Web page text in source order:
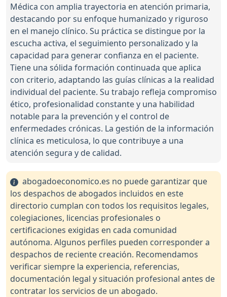
Médica con amplia trayectoria en atención primaria,
destacando por su enfoque humanizado y riguroso
en el manejo clínico. Su práctica se distingue por la
escucha activa, el seguimiento personalizado y la
capacidad para generar confianza en el paciente.
Tiene una sólida formación continuada que aplica
con criterio, adaptando las guías clínicas a la realidad
individual del paciente. Su trabajo refleja compromiso
ético, profesionalidad constante y una habilidad
notable para la prevención y el control de
enfermedades crónicas. La gestión de la información
clínica es meticulosa, lo que contribuye a una
atención segura y de calidad.
abogadoeconomico.es no puede garantizar que
los despachos de abogados incluidos en este
directorio cumplan con todos los requisitos legales,
colegiaciones, licencias profesionales o
certificaciones exigidas en cada comunidad
autónoma. Algunos perfiles pueden corresponder a
despachos de reciente creación. Recomendamos
verificar siempre la experiencia, referencias,
documentación legal y situación profesional antes de
contratar los servicios de un abogado.